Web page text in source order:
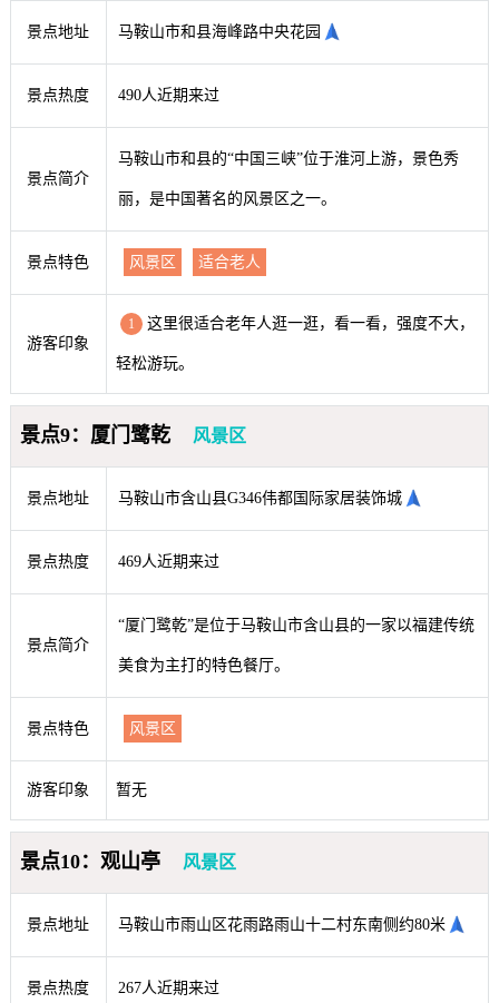
景点地址 马鞍山市和县海峰路中央花园
景点热度 490人近期来过
景点简介
马鞍山市和县的“中国三峡”位于淮河上游，景色秀
丽，是中国著名的风景区之一。
景点特色 风景区 适合老人
游客印象
1 这里很适合老年人逛一逛，看一看，强度不大，
轻松游玩。
景点9：厦门鹭乾 风景区
景点地址 马鞍山市含山县G346伟都国际家居装饰城
景点热度 469人近期来过
景点简介
“厦门鹭乾”是位于马鞍山市含山县的一家以福建传统
美食为主打的特色餐厅。
景点特色 风景区
游客印象 暂无
景点10：观山亭 风景区
景点地址 马鞍山市雨山区花雨路雨山十二村东南侧约80米
景点热度 267人近期来过